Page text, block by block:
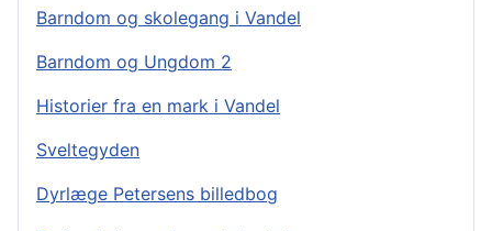
Barndom og skolegang i Vandel
Barndom og Ungdom 2
Historier fra en mark i Vandel
Sveltegyden
Dyrlæge Petersens billedbog